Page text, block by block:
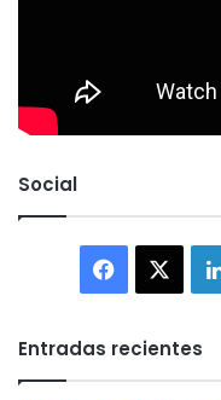
Social
Facebook
Entradas recientes